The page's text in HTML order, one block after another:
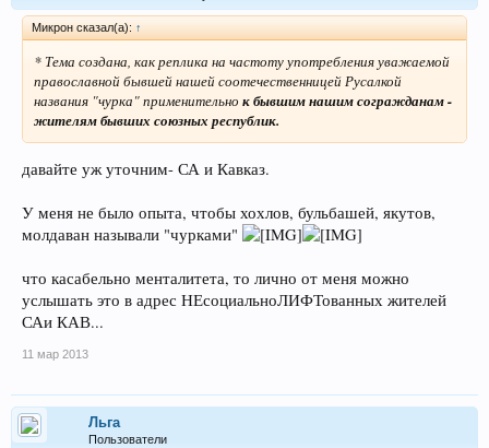
Микрон сказал(а): ↑
* Тема создана, как реплика на частоту употребления уважаемой
православной бывшей нашей соотечественницей Русалкой
названия "чурка" применительно к бывшим нашим согражданам -
жителям бывших союзных республик.
давайте уж уточним- СА и Кавказ.
У меня не было опыта, чтобы хохлов, бульбашей, якутов,
молдаван называли "чурками"
что касабельно менталитета, то лично от меня можно
услышать это в адрес НЕсоциальноЛИФТованных жителей
САи КАВ...
11 мар 2013
Льга
Пользователи